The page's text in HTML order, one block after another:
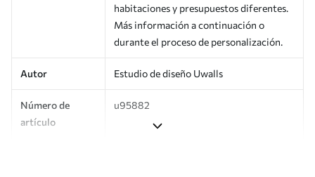
habitaciones y presupuestos diferentes.
Más información a continuación o
durante el proceso de personalización.
Autor Estudio de diseño Uwalls
Número de
artículo
u95882